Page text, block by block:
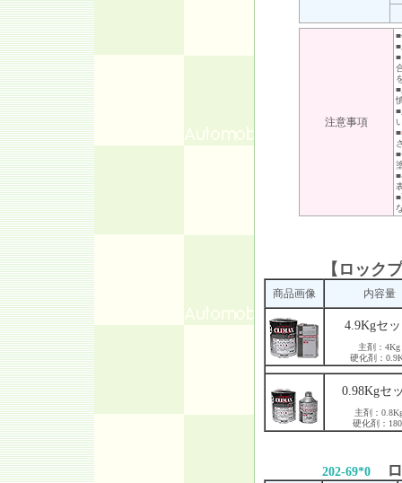
注意事項
■
■
■
■
■
■
■
■
■
【ロック
商品画像 内容量
4.9Kgセ
主剤：4Kg
硬化剤：
0.98Kgセ
主剤：
硬化剤：
202-69*0 ロ